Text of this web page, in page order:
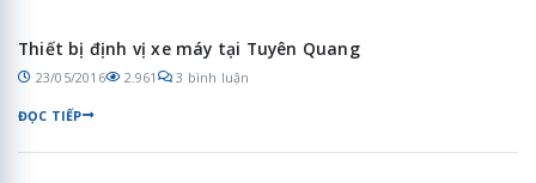
Thiết bị định vị xe máy tại Tuyên Quang
23/05/2016 2.961 3 bình luận
ĐỌC TIẾP